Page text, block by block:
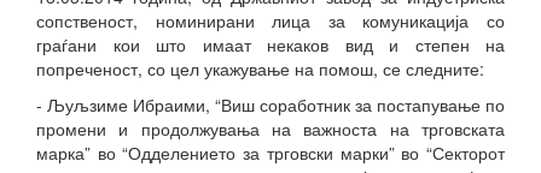
сопственост, номинирани лица за комуникација со
граѓани кои што имаат некаков вид и степен на
попреченост, со цел укажување на помош, се следните:
- Љуљзиме Ибраими, “Виш соработник за постапување по
промени и продолжувања на важноста на трговската
марка” во “Одделението за трговски марки” во “Секторот